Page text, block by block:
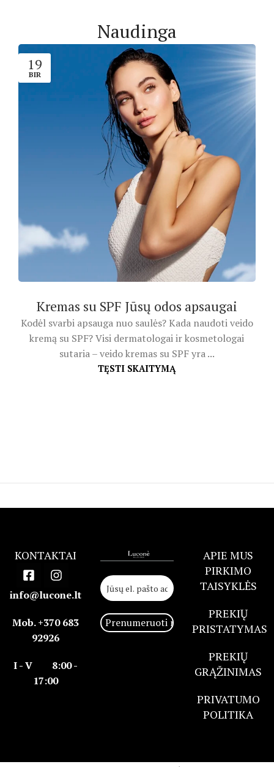
Naudinga
19
BIR
Kremas su SPF Jūsų odos apsaugai
Kodėl svarbi apsauga nuo saulės? Kada naudoti veido
kremą su SPF? Visi dermatologai ir kosmetologai
sutaria – veido kremas su SPF yra ...
TĘSTI SKAITYMĄ
KONTAKTAI
info@lucone.lt
Mob. +370 683
92926
I - V 8:00 -
17:00
APIE MUS
PIRKIMO
TAISYKLĖS
PREKIŲ
PRISTATYMAS
PREKIŲ
GRĄŽINIMAS
PRIVATUMO
POLITIKA